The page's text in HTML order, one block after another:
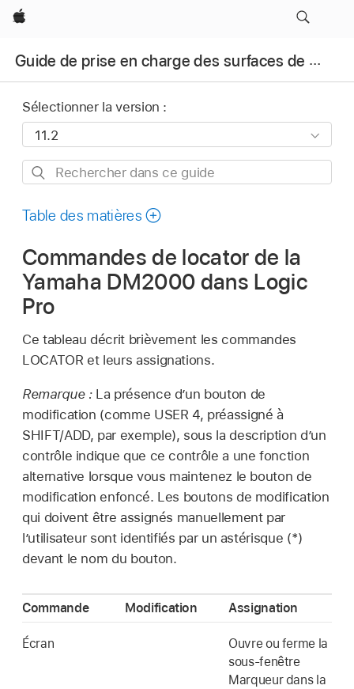
Apple
Guide de prise en charge des surfaces de contrôle pour Logic Pro
Sélectionner la version :
Rechercher
ce
Table des matières
Commandes de locator de la
Yamaha DM2000 dans Logic
Pro
Ce tableau décrit brièvement les commandes
LOCATOR et leurs assignations.
Remarque : La présence d’un bouton de
modification (comme USER 4, préassigné à
SHIFT/ADD, par exemple), sous la description d’un
contrôle indique que ce contrôle a une fonction
alternative lorsque vous maintenez le bouton de
modification enfoncé. Les boutons de modification
qui doivent être assignés manuellement par
l’utilisateur sont identifiés par un astérisque (*)
devant le nom du bouton.
Commande Modification Assignation
Écran
Ouvre ou ferme la
sous-fenêtre
Marqueur dans la